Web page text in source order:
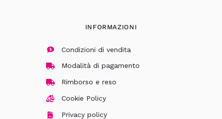
INFORMAZIONI
Condizioni di vendita
Modalità di pagamento
Rimborso e reso
Cookie Policy
Privacy policy